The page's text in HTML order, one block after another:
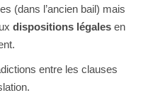
(dans l’ancien bail) mais
dispositions légales en
entre les clauses